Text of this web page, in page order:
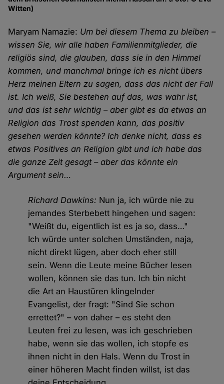
Witten)
Maryam Namazie: Um bei diesem Thema zu bleiben –
wissen Sie, wir alle haben Familienmitglieder, die
religiös sind, die glauben, dass sie in den Himmel
kommen, und manchmal bringe ich es nicht übers
Herz meinen Eltern zu sagen, dass das nicht der Fall
ist. Ich weiß, Sie bestehen auf das, was wahr ist,
und das ist sehr wichtig – aber gibt es da etwas an
Religion das Trost spenden kann, das positiv
gesehen werden könnte? Ich denke nicht, dass es
etwas Positives an Religion gibt und ich habe das
die ganze Zeit gesagt – aber das könnte ein
Argument sein…
Richard Dawkins: Nun ja, ich würde nie zu
jemandes Sterbebett hingehen und sagen:
"Weißt du, eigentlich ist es ja so, dass…"
Ich würde unter solchen Umständen, naja,
nicht direkt lügen, aber doch eher still
sein. Wenn die Leute meine Bücher lesen
wollen, können sie das tun. Ich bin nicht
die Art an Haustüren klingelnder
Evangelist, der fragt: "Sind Sie schon
errettet?" – von daher – es steht den
Leuten frei zu lesen, was ich geschrieben
habe, wenn sie das wollen, ich stopfe es
ihnen nicht in den Hals. Wenn du Trost in
einer höheren Macht finden willst, ist das